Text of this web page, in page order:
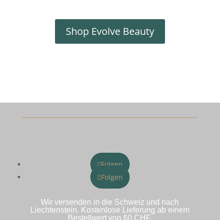
Shop Evolve Beauty
Folgen
Folgen
Wir versenden in die Schweiz und nach
Liechtenstein. Kostenlose Lieferung ab einem
Bestellwert von 60 CHF.